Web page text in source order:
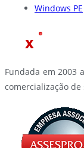
Windows PE
Fundada em 2003
comercialização